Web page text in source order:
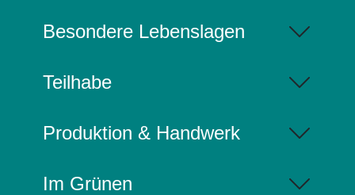
Besondere Lebenslagen
Teilhabe
Produktion & Handwerk
Im Grünen